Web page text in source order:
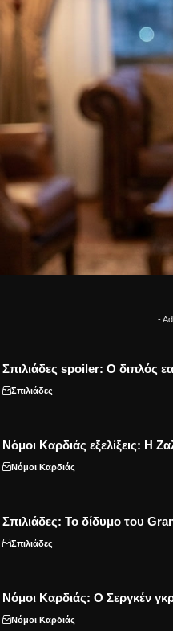
-
Σπιλιάδες spoiler: Ο διπλός
Σπιλιάδες
Νόμοι Καρδιάς εξελίξεις: Η
Νόμοι Καρδιάς
Σπιλιάδες: Το δίδυμο του
Σπιλιάδες
Νόμοι Καρδιάς: Ο Σεργκέν
Νόμοι Καρδιάς